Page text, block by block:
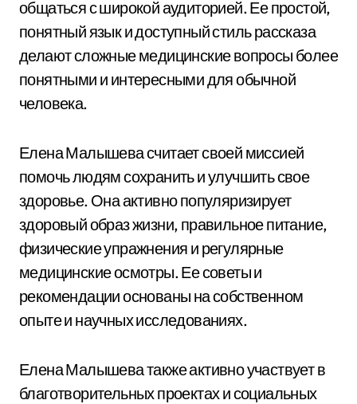
общаться с широкой аудиторией. Ее простой,
понятный язык и доступный стиль рассказа
делают сложные медицинские вопросы более
понятными и интересными для обычной
человека.
Елена Малышева считает своей миссией
помочь людям сохранить и улучшить свое
здоровье. Она активно популяризирует
здоровый образ жизни, правильное питание,
физические упражнения и регулярные
медицинские осмотры. Ее советы и
рекомендации основаны на собственном
опыте и научных исследованиях.
Елена Малышева также активно участвует в
благотворительных проектах и социальных